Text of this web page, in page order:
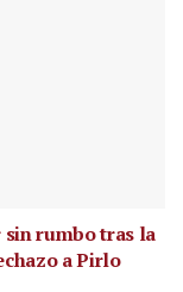
sin rumbo tras la
a Pirlo